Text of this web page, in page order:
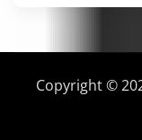
Copyright ©